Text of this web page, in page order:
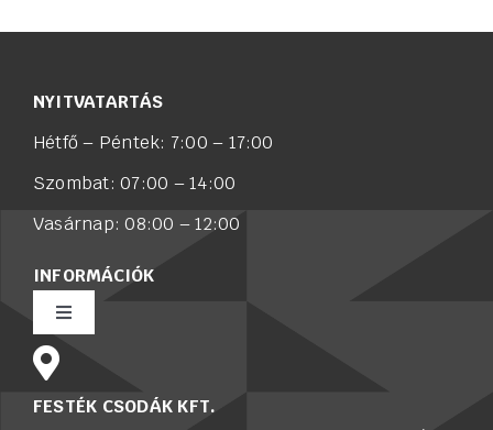
NYITVATARTÁS
Hétfő – Péntek: 7:00 – 17:00
Szombat: 07:00 – 14:00
Vasárnap: 08:00 – 12:00
INFORMÁCIÓK
Toggle
Navigation
Rólunk
FESTÉK CSODÁK KFT.